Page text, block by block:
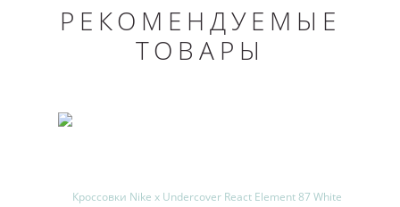
РЕКОМЕНДУЕМЫЕ
ТОВАРЫ